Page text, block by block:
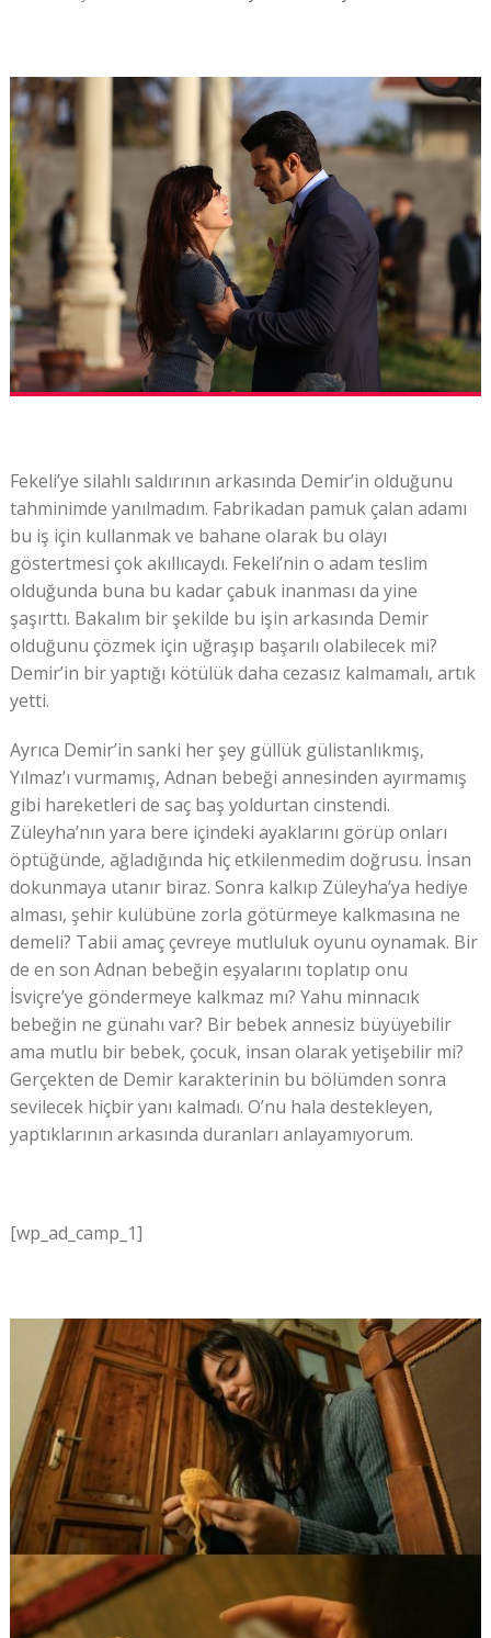
Fekeli’ye silahlı saldırının arkasında Demir’in olduğunu
tahminimde yanılmadım. Fabrikadan pamuk çalan adamı
bu iş için kullanmak ve bahane olarak bu olayı
göstertmesi çok akıllıcaydı. Fekeli’nin o adam teslim
olduğunda buna bu kadar çabuk inanması da yine
şaşırttı. Bakalım bir şekilde bu işin arkasında Demir
olduğunu çözmek için uğraşıp başarılı olabilecek mi?
Demir’in bir yaptığı kötülük daha cezasız kalmamalı, artık
yetti.
Ayrıca Demir’in sanki her şey güllük gülistanlıkmış,
Yılmaz’ı vurmamış, Adnan bebeği annesinden ayırmamış
gibi hareketleri de saç baş yoldurtan cinstendi.
Züleyha’nın yara bere içindeki ayaklarını görüp onları
öptüğünde, ağladığında hiç etkilenmedim doğrusu. İnsan
dokunmaya utanır biraz. Sonra kalkıp Züleyha’ya hediye
alması, şehir kulübüne zorla götürmeye kalkmasına ne
demeli? Tabii amaç çevreye mutluluk oyunu oynamak. Bir
de en son Adnan bebeğin eşyalarını toplatıp onu
İsviçre’ye göndermeye kalkmaz mı? Yahu minnacık
bebeğin ne günahı var? Bir bebek annesiz büyüyebilir
ama mutlu bir bebek, çocuk, insan olarak yetişebilir mi?
Gerçekten de Demir karakterinin bu bölümden sonra
sevilecek hiçbir yanı kalmadı. O’nu hala destekleyen,
yaptıklarının arkasında duranları anlayamıyorum.
[wp_ad_camp_1]